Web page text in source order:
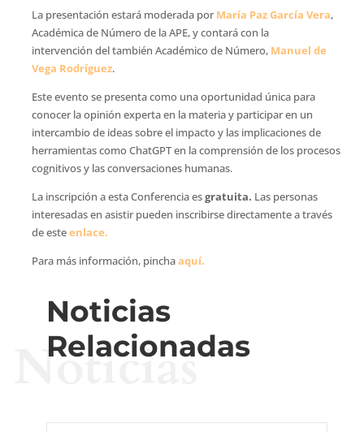
La presentación estará moderada porMaría Paz García Vera,
Académica de Número de la APE, y contará con la
intervención del también Académico de Número, Manuel de
Vega Rodríguez.
Este evento se presenta como una oportunidad única para
conocer la opinión experta en la materia y participar en un
intercambio de ideas sobre el impacto y las implicaciones de
herramientas como ChatGPT en la comprensión de los procesos
cognitivos y las conversaciones humanas.
La inscripción a esta Conferencia esgratuita. Las personas
interesadas en asistir pueden inscribirse directamente a través
de esteenlace.
Para más información, pinchaaquí.
Noticias
Relacionadas
Noticias